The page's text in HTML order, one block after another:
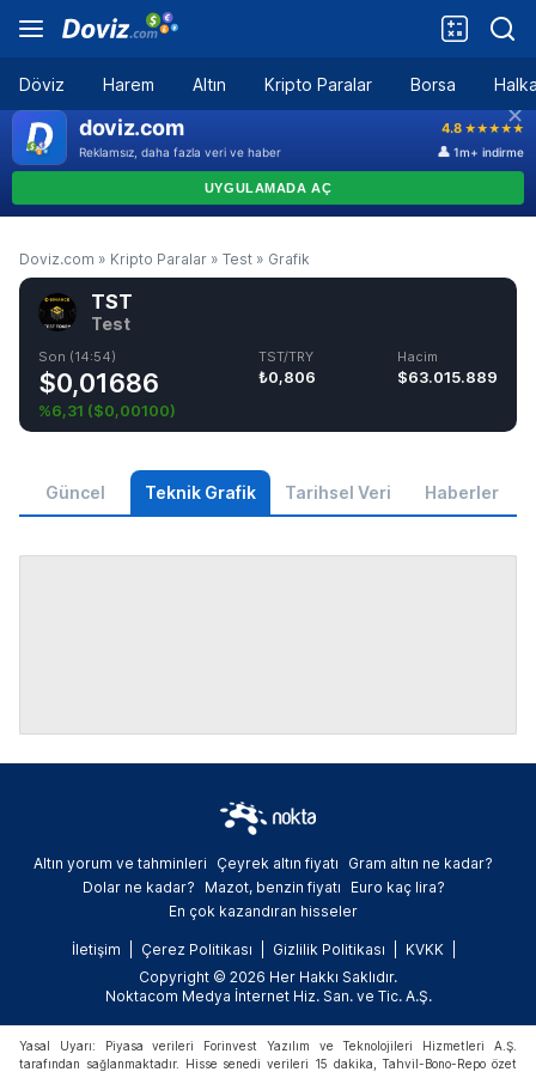
Döviz Harem Altın Kripto Paralar Borsa
Doviz.com » Kripto Paralar » Test » Grafik
TST
Test
Son (14:54)
$0,01686
%6,31 ($0,00100)
TST/TRY
₺0,806
Hacim
$63.015.889
Güncel Teknik Grafik Tarihsel Veri Haberler
Altın yorum ve tahminleri Çeyrek altın fiyatı
Gram altın ne kadar?
Dolar ne kadar?
Mazot, benzin fiyatı
Euro kaç lira?
En çok kazandıran hisseler
İletişim Çerez Politikası Gizlilik Politikası
KVKK
Copyright © 2026 Her Hakkı Saklıdır.
Noktacom Medya İnternet Hiz. San. ve Tic. A.Ş.
Yasal Uyarı: Piyasa verileri Forinvest Yazılım ve Teknolojileri Hizmetleri A.Ş.
tarafından sağlanmaktadır. Hisse senedi verileri 15 dakika, Tahvil-Bono-Repo özet